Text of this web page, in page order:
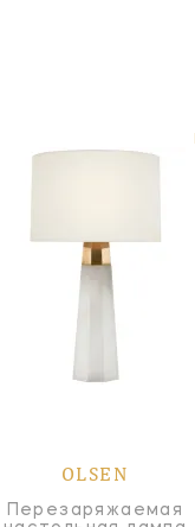
OLSEN
Перезаряжаемая